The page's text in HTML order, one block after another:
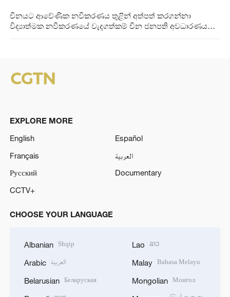
චීනයට ආවේණික නවීකරණය තුළින් අත්පත් කරගන්නා
විද්‍යාත්මක නවීකරණයේ වැදගත්කම් චීන ජනපති අවධාරණය
EXPLORE MORE
English
Español
Français
العربية
Русский
Documentary
CCTV+
CHOOSE YOUR LANGUAGE
Albanian Shqip
Arabic العربية
Belarusian Беларуская
Lao ລາວ
Malay Bahasa Melayu
Mongolian Монгол